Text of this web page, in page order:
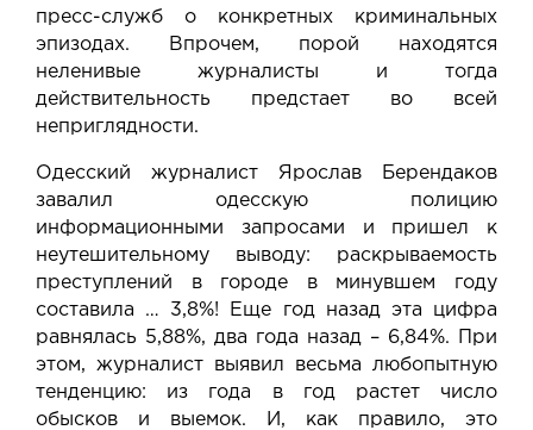
пресс-служб о конкретных криминальных
эпизодах. Впрочем, порой находятся
неленивые журналисты и тогда
действительность предстает во всей
неприглядности.
Одесский журналист Ярослав Берендаков
завалил одесскую полицию
информационными запросами и пришел к
неутешительному выводу: раскрываемость
преступлений в городе в минувшем году
составила … 3,8%! Еще год назад эта цифра
равнялась 5,88%, два года назад – 6,84%. При
этом, журналист выявил весьма любопытную
тенденцию: из года в год растет число
обысков и выемок. И, как правило, это